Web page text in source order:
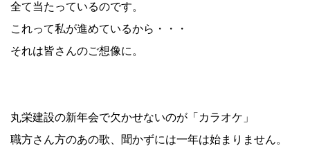
全て当たっているのです。
これって私が進めているから・・・
それは皆さんのご想像に。
丸栄建設の新年会で欠かせないのが「カラオケ」
職方さん方のあの歌、聞かずには一年は始まりません。